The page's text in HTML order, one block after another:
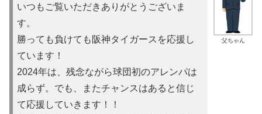
父ちゃん
いつもご覧いただきありがとうございま
す。
勝っても負けても阪神タイガースを応援し
ています！
2024年は、残念ながら球団初のアレンパは
成らず。でも、またチャンスはあると信じ
て応援していきます！！